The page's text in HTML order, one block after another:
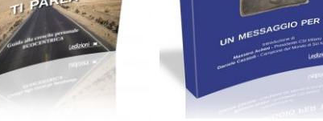
Select options Select options